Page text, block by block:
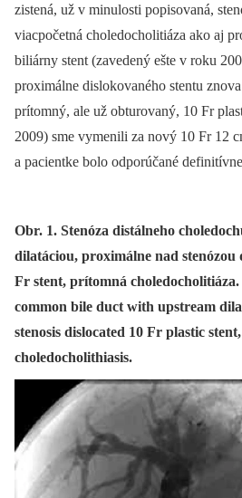
zistená, už v minulosti popisovaná,
viacpočetná choledocholitiáza ako aj
biliárny stent (zavedený ešte v roku
proximálne dislokovaného stentu
prítomný, ale už obturovaný, 10 Fr
2009) sme vymenili za nový 10 Fr 12
a pacientke bolo odporúčané
Obr. 1. Stenóza distálneho
dilatáciou, proximálne nad stenózou
Fr stent, prítomná choledocholitiáza.
common bile duct with upstream
stenosis dislocated 10 Fr plastic
choledocholithiasis.